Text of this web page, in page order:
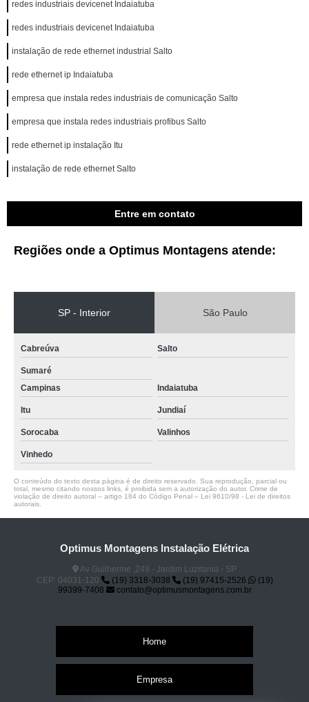
redes industriais devicenet Indaiatuba
redes industriais devicenet Indaiatuba
instalação de rede ethernet industrial Salto
rede ethernet ip Indaiatuba
empresa que instala redes industriais de comunicação Salto
empresa que instala redes industriais profibus Salto
rede ethernet ip instalação Itu
instalação de rede ethernet Salto
Entre em contato
Regiões onde a Optimus Montagens atende:
SP - Interior São Paulo
Cabreúva Salto
Sumaré
Campinas
Indaiatuba
Itu Jundiaí
Sorocaba Valinhos
Vinhedo
O conteúdo do texto desta página é de direito reservado. Sua reprodução, parcial ou
total, mesmo citando nossos links, é proibida sem a autorização do autor. Crime de
violação de direito autoral – artigo 184 do Código Penal – Lei 9610/98 - Lei de direitos
autorais
Optimus Montagens Instalação Elétrica
Av Guilherme ,249 - Jardim Luzitania - SP
CEP: 04031-120
(19) 3318-3038 (19) 97415-2526
(19)
99399-7408
contato@optimusmontagens.com.br
Home
Empresa